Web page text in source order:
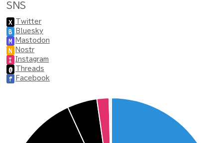
SNS
X Twitter
B Bluesky
M Mastodon
N Nostr
I Instagram
@ Threads
f Facebook